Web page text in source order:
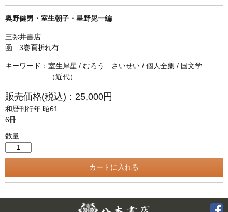
単行本◆美術
Ｗｅｂ版
美本なし
奥野健男・室生朝子・星野晃一編
三弥井書店
函 3巻頁折れ有
キーワード： 室生犀星 / むろう さいせい / 個人全集 / 国文学
（近代）
販売価格(税込)：25,000円
和暦刊行年:昭61
6冊
数量
Twitter